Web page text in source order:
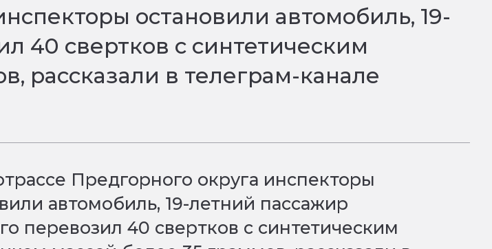
остановили автомобиль, 19-
40 свертков с синтетическим
рассказали в телеграм-канале
Предгорного округа инспекторы
автомобиль, 19-летний пассажир
перевозил 40 свертков с синтетическим